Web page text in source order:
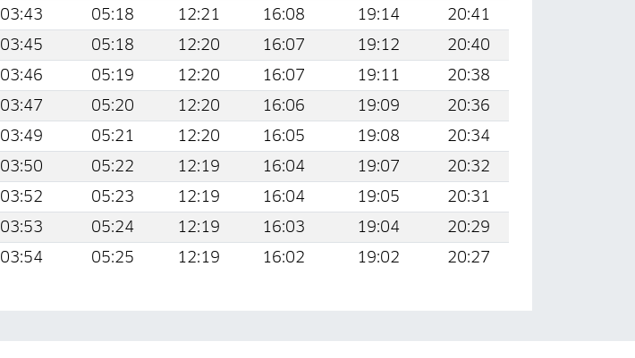
03:43 05:18 12:21 16:08 19:14
20:41
03:45 05:18 12:20 16:07 19:12
20:40
03:46 05:19 12:20 16:07 19:11
20:38
03:47 05:20 12:20 16:06 19:09
20:36
03:49 05:21 12:20 16:05 19:08
20:34
03:50 05:22 12:19 16:04 19:07
20:32
03:52 05:23 12:19 16:04 19:05
20:31
03:53 05:24 12:19 16:03 19:04
20:29
03:54 05:25 12:19 16:02 19:02 20:27